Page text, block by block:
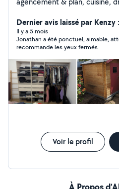
Dernier avis laissé par Kenzy
Il y a 5 mois
Jonathan a été ponctuel, aimable,
recommande les yeux fermés.
Voir le profil